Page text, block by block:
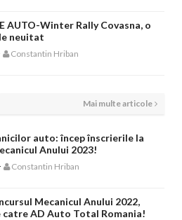
AUTO-Winter Rally Covasna, o
neuitat
Constantin Hriban
Mai multe articole
auto: încep înscrierile la
Anului 2023!
Constantin Hriban
Mecanicul Anului 2022,
catre AD Auto Total Romania!